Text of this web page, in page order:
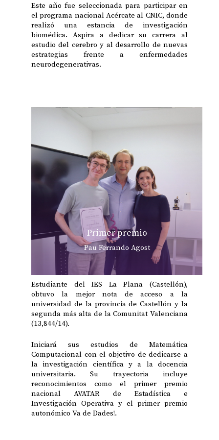
Primer premio
Pau Ferrando Agost
Estudiante del IES La Plana (Castellón),
obtuvo la mejor nota de acceso a la
universidad de la provincia de Castellón y la
segunda más alta de la Comunitat Valenciana
(13,844/14).
Iniciará sus estudios de Matemática
Computacional con el objetivo de dedicarse a
la investigación científica y a la docencia
universitaria. Su trayectoria incluye
reconocimientos como el primer premio
nacional AVATAR de Estadística e
Investigación Operativa y el primer premio
autonómico Va de Dades!.
Este año fue seleccionada para participar en
el programa nacional Acércate al CNIC, donde
realizó una estancia de investigación
biomédica. Aspira a dedicar su carrera al
estudio del cerebro y al desarrollo de nuevas
estrategias frente a enfermedades
neurodegenerativas.